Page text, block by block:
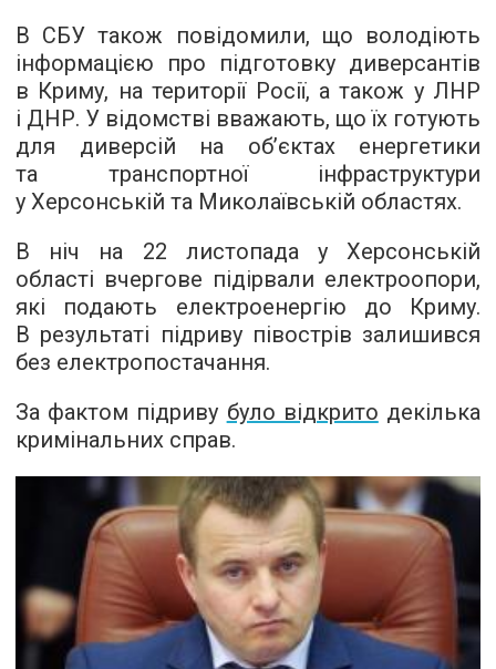
В СБУ також повідомили, що володіють
інформацією про підготовку диверсантів
в Криму, на території Росії, а також у ЛНР
і ДНР. У відомстві вважають, що їх готують
для диверсій на об’єктах енергетики
та транспортної інфраструктури
у Херсонській та Миколаївській областях.
В ніч на 22 листопада у Херсонській
області вчергове підірвали електроопори,
які подають електроенергію до Криму.
В результаті підриву півострів залишився
без електропостачання.
За фактом підриву було відкрито декілька
кримінальних справ.